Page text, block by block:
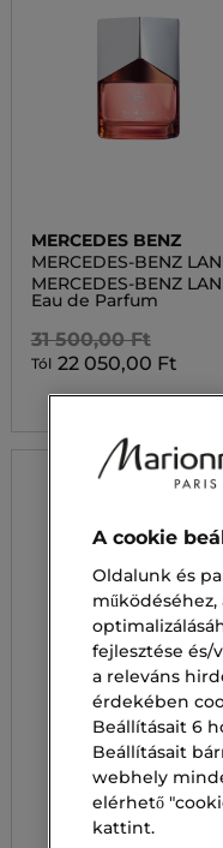
MERCEDES BENZ
MERCEDES-BENZ
MERCEDES-BENZ
Eau de Parfum
31 500,00 Ft
Tól 22 050,00 Ft
2
A cookie
Oldalunk és
fejlesztése és/
a releváns
érdekében
Beállításait 6
Beállításait
webhely
elérhető
kattint.